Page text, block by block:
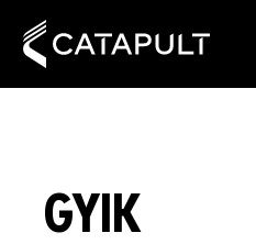
GYIK